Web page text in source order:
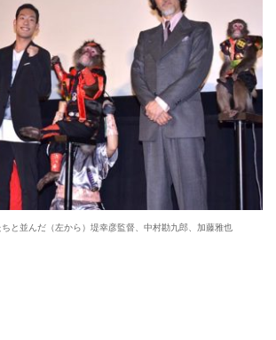
と並んだ（左から）堤幸彦監督、中村勘九郎、加藤雅也